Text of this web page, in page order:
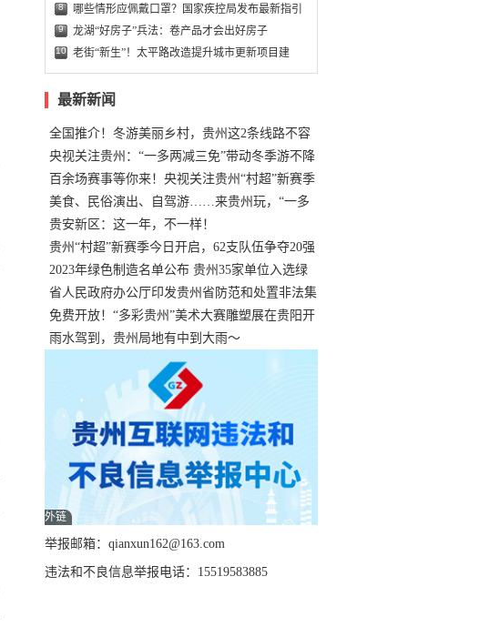
8 哪些情形应佩戴口罩？国家疾控局发布最新指引
9 龙湖“好房子”兵法：卷产品才会出好房子
10 老街“新生”！太平路改造提升城市更新项目建
最新新闻
全国推介！冬游美丽乡村，贵州这2条线路不容
错过
央视关注贵州：“一多两减三免”带动冬季游不降
温
百余场赛事等你来！央视关注贵州“村超”新赛季
正式“打响”
美食、民俗演出、自驾游……来贵州玩，“一多
两减三免”！
贵安新区：这一年，不一样！
贵州“村超”新赛季今日开启，62支队伍争夺20强
名额
2023年绿色制造名单公布 贵州35家单位入选绿
色工厂
省人民政府办公厅印发贵州省防范和处置非法集
资工作实施细则
免费开放！“多彩贵州”美术大赛雕塑展在贵阳开
展，持续至1月19日
雨水驾到，贵州局地有中到大雨～
外链
举报邮箱：qianxun162@163.com
违法和不良信息举报电话：15519583885